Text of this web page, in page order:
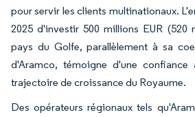
pour servir les clients multinationaux.
2025 d'investir 500 millions EUR (520
pays du Golfe, parallèlement à sa
d'Aramco, témoigne d'une
trajectoire de croissance du Royaume.
Des opérateurs régionaux tels